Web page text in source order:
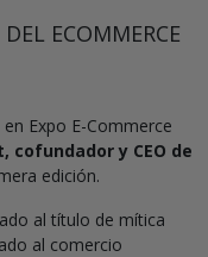
ECOMMERCE
Expo E-Commerce
cofundador y CEO de
edición.
al título de mítica
al comercio